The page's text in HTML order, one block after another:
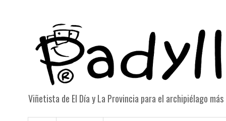
Viñetista de El Día y La Provincia para el archipiélago